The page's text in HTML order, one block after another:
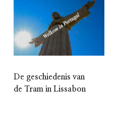
De geschiedenis van
de Tram in Lissabon